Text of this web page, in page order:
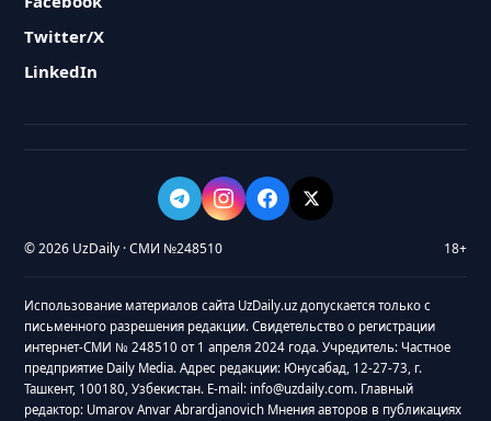
Twitter/X
LinkedIn
© 2026 UzDaily · СМИ №248510 18+
Использование материалов сайта UzDaily.uz допускается только с
письменного разрешения редакции. Свидетельство о регистрации
интернет-СМИ № 248510 от 1 апреля 2024 года. Учредитель: Частное
предприятие Daily Media. Адрес редакции: Юнусабад, 12-27-73, г.
Ташкент, 100180, Узбекистан. E-mail: info@uzdaily.com. Главный
редактор: Umarov Anvar Abrardjanovich Мнения авторов в публикациях